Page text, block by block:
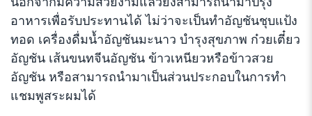
อาหารเพื่อรับประทานได้ ไม่ว่าจะเป็นทำอัญชันชุบแป้ง
ทอด เครื่องดื่มน้ำอัญชันมะนาว บำรุงสุขภาพ ก๋วยเตี๋ยว
อัญชัน เส้นขนทจีนอัญชัน ข้าวเหนียวหรือข้าวสวย
อัญชัน หรือสามารถนำมาเป็นส่วนประกอบในการทำ
แชมพูสระผมได้